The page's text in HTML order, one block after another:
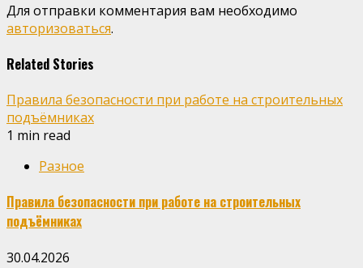
Для отправки комментария вам необходимо
авторизоваться.
Related Stories
Правила безопасности при работе на строительных
подъёмниках
1 min read
Разное
Правила безопасности при работе на строительных
подъёмниках
30.04.2026